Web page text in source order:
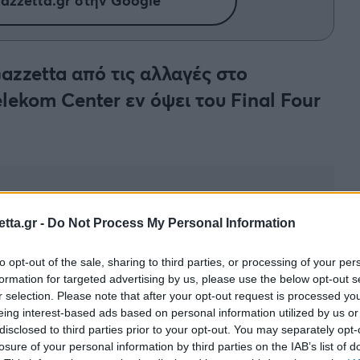
- Do Not Process My Personal Information
opt-out of the sale, sharing to third parties, or processing of your
for targeted advertising by us, please use the below opt-out
selection. Please note that after your opt-out request is processed
interest-based ads based on personal information utilized by us
to third parties prior to your opt-out. You may separately
of your personal information by third parties on the IAB’s list of
από τις αλλαγές στο
Center εν όψει του Final Four
για να φιλοξενήσει το Final Four 2026της
εργασίες στο Telekom Center Athens, αλλά
μπασκετικού τριημέρου και τοGazzetta